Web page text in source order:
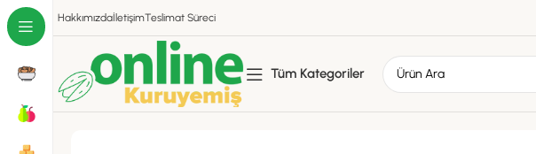
HakkımızdaİletişimTeslimat Süreci
Tüm Kategoriler